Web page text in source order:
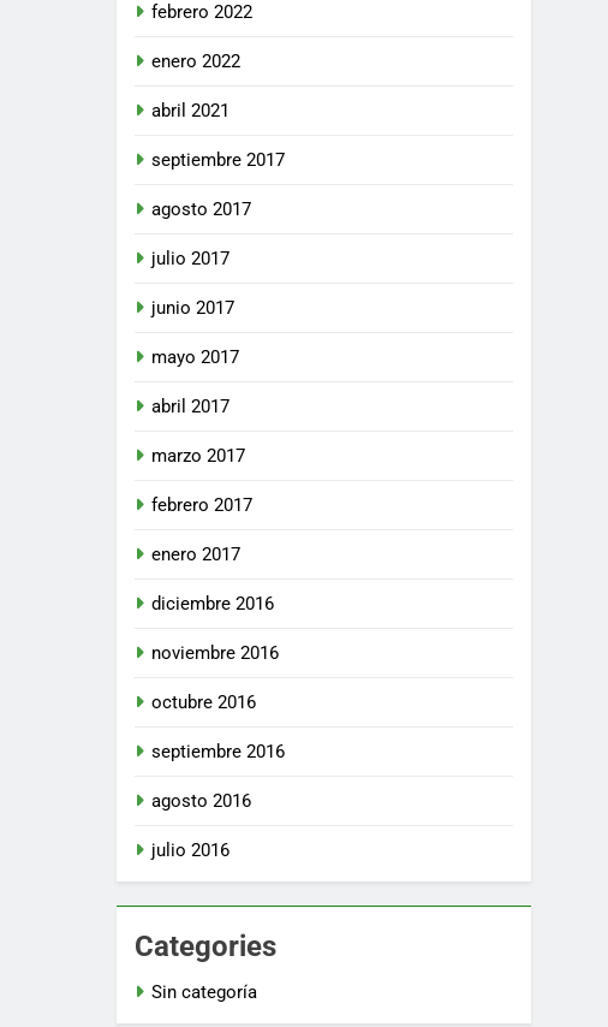
febrero 2022
enero 2022
abril 2021
septiembre 2017
agosto 2017
julio 2017
junio 2017
mayo 2017
abril 2017
marzo 2017
febrero 2017
enero 2017
diciembre 2016
noviembre 2016
octubre 2016
septiembre 2016
agosto 2016
julio 2016
Categories
Sin categoría